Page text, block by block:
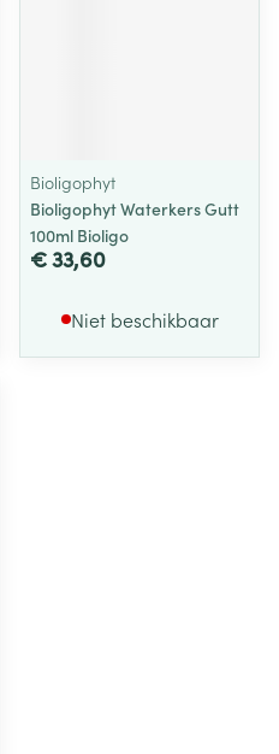
Bioligophyt
Bioligophyt Waterkers Gutt
100ml Bioligo
€ 33,60
Niet beschikbaar